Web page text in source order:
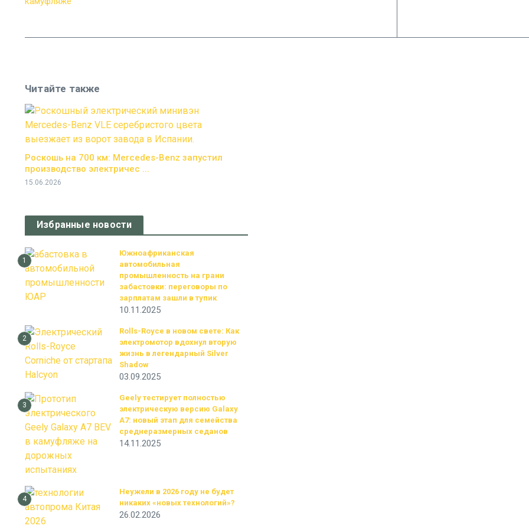
Читайте также
Роскошь на 700 км: Mercedes-Benz запустил
производство электричес ...
15.06.2026
Избранные новости
1
Южноафриканская
автомобильная
промышленность на грани
забастовки: переговоры по
зарплатам зашли в тупик
10.11.2025
2
Rolls-Royce в новом свете: Как
электромотор вдохнул вторую
жизнь в легендарный Silver
Shadow
03.09.2025
3
Geely тестирует полностью
электрическую версию Galaxy
A7: новый этап для семейства
среднеразмерных седанов
14.11.2025
4
Неужели в 2026 году не будет
никаких «новых технологий»?
26.02.2026